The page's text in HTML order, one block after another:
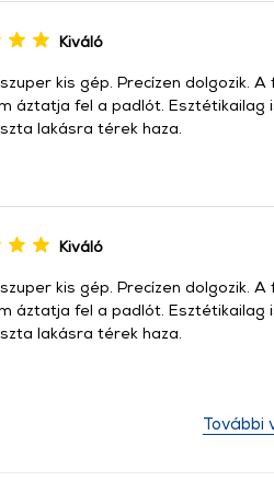
Kiváló
kis gép. Precízen dolgozik.
áztatja fel a padlót. Esztétikailag
lakásra térek haza.
Kiváló
kis gép. Precízen dolgozik.
áztatja fel a padlót. Esztétikailag
lakásra térek haza.
További